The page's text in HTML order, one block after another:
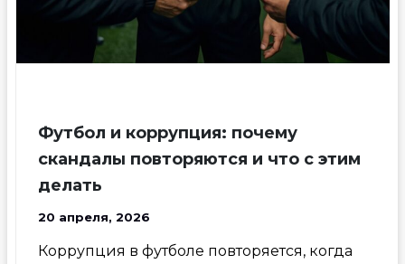
Футбол и коррупция: почему
скандалы повторяются и что с этим
делать
20 апреля, 2026
Коррупция в футболе повторяется, когда